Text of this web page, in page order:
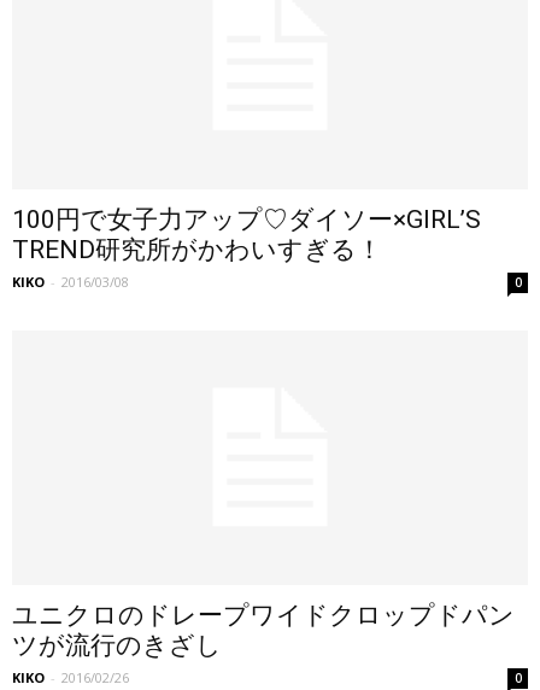
100円で女子力アップ♡ダイソー×GIRL’S
TREND研究所がかわいすぎる！
KIKO - 2016/03/08 0
ユニクロのドレープワイドクロップドパン
ツが流行のきざし
KIKO - 2016/02/26 0